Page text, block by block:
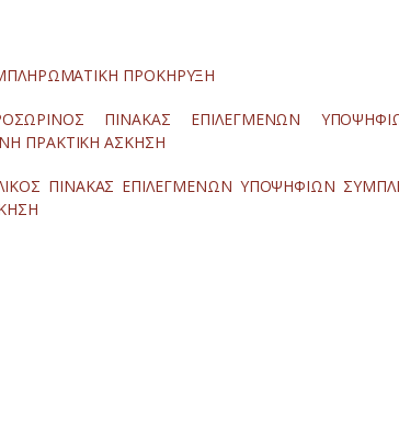
ΠΡΟΚΗΡΥΞΗ
ΠΙΝΑΚΑΣ ΕΠΙΛΕΓΜΕΝΩΝ
ΠΡΑΚΤΙΚΗ ΑΣΚΗΣΗ
ΠΙΝΑΚΑΣ ΕΠΙΛΕΓΜΕΝΩΝ ΥΠΟΨΗΦΙΩΝ